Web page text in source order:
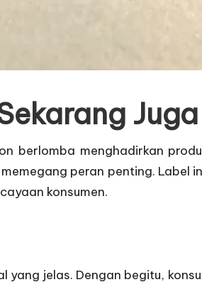
Juga
berlomba menghadirkan
peran penting. Label
konsumen.
jelas. Dengan begitu,